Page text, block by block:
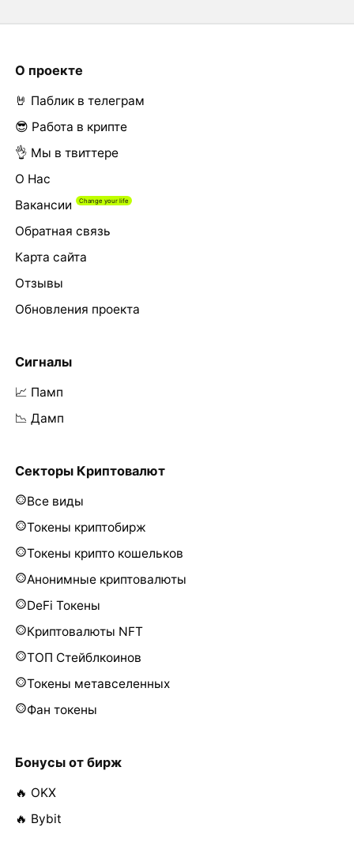
О проекте
🤘 Паблик в телеграм
😎 Работа в крипте
👌 Мы в твиттере
О Нас
Вакансии
Обратная связь
Карта сайта
Отзывы
Обновления проекта
Сигналы
📈 Памп
📉 Дамп
Секторы Криптовалют
Все виды
Токены криптобирж
Токены крипто кошельков
Анонимные криптовалюты
DeFi Токены
Криптовалюты NFT
ТОП Стейблкоинов
Токены метавселенных
Фан токены
Бонусы от бирж
🔥 OKX
🔥 Bybit